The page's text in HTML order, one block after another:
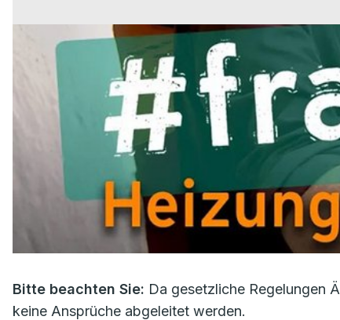
Bitte beachten Sie: Da gesetzliche Regelungen
keine Ansprüche abgeleitet werden.